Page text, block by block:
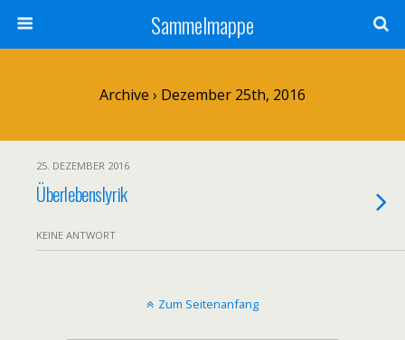
Sammelmappe
Archive › Dezember 25th, 2016
25. DEZEMBER 2016
Überlebenslyrik
KEINE ANTWORT
Zum Seitenanfang